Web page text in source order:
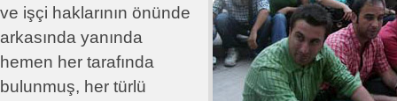
ve işçi haklarının önünde
arkasında yanında
hemen her tarafında
bulunmuş, her türlü